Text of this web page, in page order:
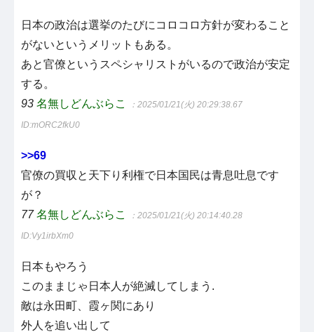
日本の政治は選挙のたびにコロコロ方針が変わること
がないというメリットもある。
あと官僚というスペシャリストがいるので政治が安定
する。
93 名無しどんぶらこ ：2025/01/21(火) 20:29:38.67
ID:mORC2fkU0
>>69
官僚の買収と天下り利権で日本国民は青息吐息です
が？
77 名無しどんぶらこ ：2025/01/21(火) 20:14:40.28
ID:Vy1irbXm0
日本もやろう
このままじゃ日本人が絶滅してしまう.
敵は永田町、霞ヶ関にあり
外人を追い出して